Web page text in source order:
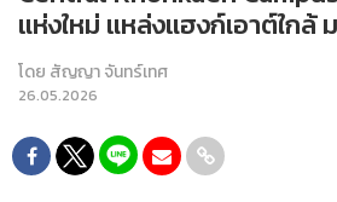
แห่งใหม่ แหล่งแฮงก์เอาต์ใกล้
โดย สัญญา จันทร์เทศ
26.05.2026